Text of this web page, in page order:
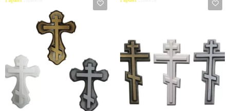
Кресты
Скорбящие
Цветы